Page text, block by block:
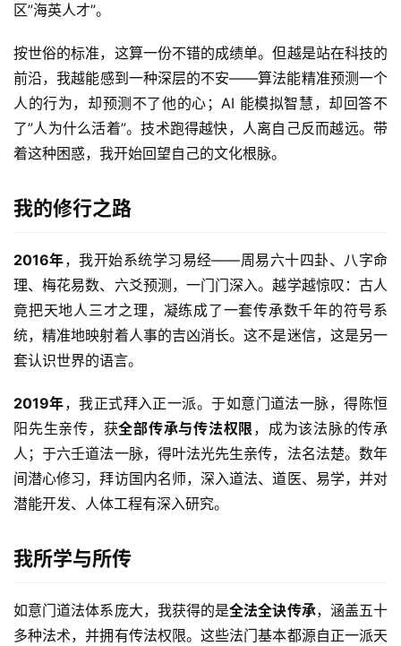
区”海英人才”。
按世俗的标准，这算一份不错的成绩单。但越是站在科技的
前沿，我越能感到一种深层的不安——算法能精准预测一个
人的行为，却预测不了他的心；AI 能模拟智慧，却回答不
了”人为什么活着”。技术跑得越快，人离自己反而越远。带
着这种困惑，我开始回望自己的文化根脉。
我的修行之路
2016年，我开始系统学习易经——周易六十四卦、八字命
理、梅花易数、六爻预测，一门门深入。越学越惊叹：古人
竟把天地人三才之理，凝练成了一套传承数千年的符号系
统，精准地映射着人事的吉凶消长。这不是迷信，这是另一
套认识世界的语言。
2019年，我正式拜入正一派。于如意门道法一脉，得陈恒
阳先生亲传，获全部传承与传法权限 ，成为该法脉的传承
人；于六壬道法一脉，得叶法光先生亲传，法名法楚。数年
间潜心修习，拜访国内名师，深入道法、道医、易学，并对
潜能开发、人体工程有深入研究。
我所学与所传
如意门道法体系庞大，我获得的是全法全诀传承，涵盖五十
多种法术，并拥有传法权限。这些法门基本都源自正一派天